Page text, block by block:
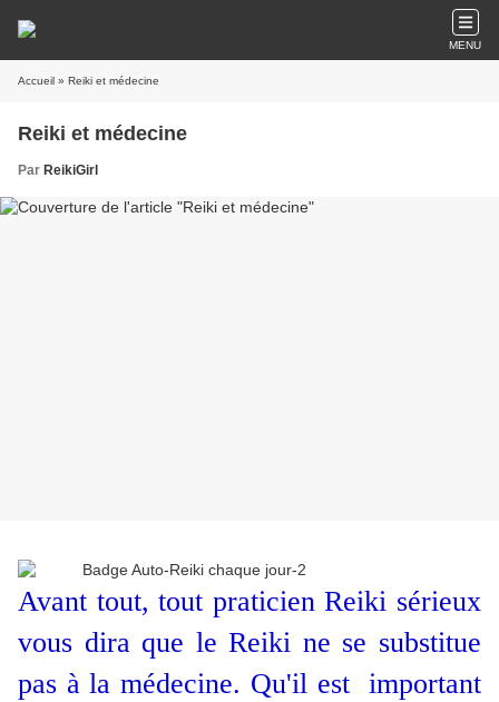
MENU
Accueil » Reiki et médecine
Reiki et médecine
Par ReikiGirl
Avant tout, tout praticien Reiki sérieux
vous dira que le Reiki ne se substitue
pas à la médecine. Qu'il est important